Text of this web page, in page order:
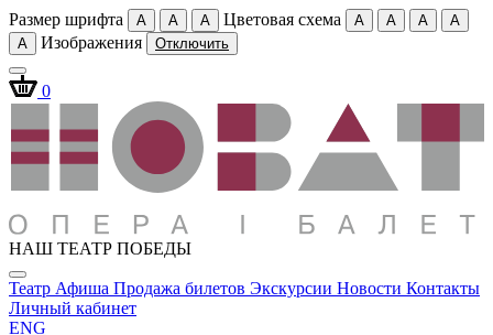
Размер шрифта A A A Цветовая схема A A A
A
A
Изображения Отключить
0
НАШ ТЕАТР ПОБЕДЫ
Театр Афиша Продажа билетов Экскурсии Новости Контакты
Личный кабинет
ENG